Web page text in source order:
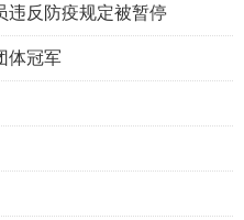
违反防疫规定被暂停
体冠军